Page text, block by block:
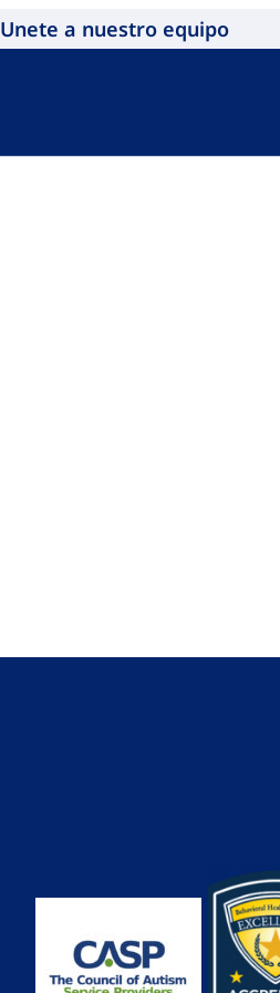
Unete a nuestro equipo